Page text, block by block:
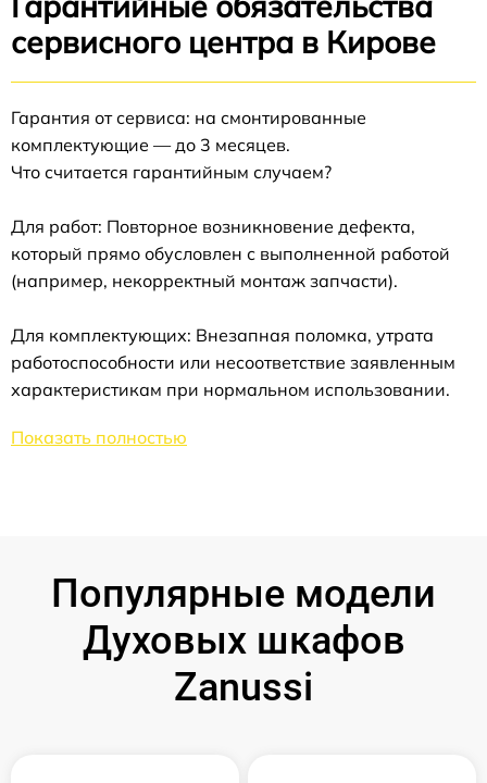
сервисного центра в Кирове
Гарантия от сервиса: на смонтированные
комплектующие — до 3 месяцев.
Что считается гарантийным случаем?
Для работ: Повторное возникновение дефекта,
который прямо обусловлен с выполненной работой
(например, некорректный монтаж запчасти).
Для комплектующих: Внезапная поломка, утрата
работоспособности или несоответствие заявленным
характеристикам при нормальном использовании.
Показать полностью
Популярные модели
Духовых шкафов
Zanussi